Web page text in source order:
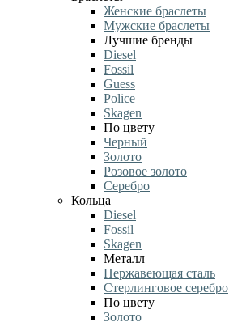
Женские браслеты
Мужские браслеты
Лучшие бренды
Diesel
Fossil
Guess
Police
Skagen
По цвету
Черный
Золото
Розовое золото
Серебро
Кольца
Diesel
Fossil
Skagen
Металл
Нержавеющая сталь
Стерлинговое серебро
По цвету
Золото